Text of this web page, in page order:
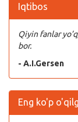
Iqtibos
Qiyin fanlar
bor.
- A.I.Gersen
Eng ko'p